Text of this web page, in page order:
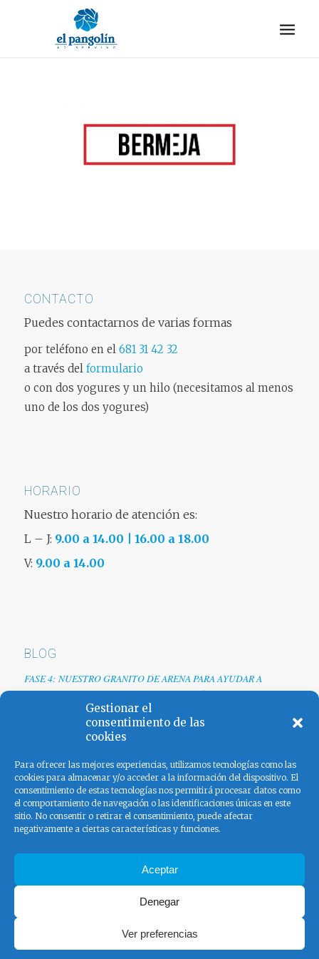
Gestionar el
consentimiento de las
cookies
Para ofrecer las mejores experiencias, utilizamos tecnologías como las
cookies para almacenar y/o acceder a la información del dispositivo. El
consentimiento de estas tecnologías nos permitirá procesar datos como
el comportamiento de navegación o las identificaciones únicas en este
sitio. No consentir o retirar el consentimiento, puede afectar
negativamente a ciertas características y funciones.
Aceptar
Denegar
Ver preferencias
CONTACTO
Puedes contactarnos de varias formas
por teléfono en el 681 31 42 32
a través del formulario
o con dos yogures y un hilo (necesitamos al menos
uno de los dos yogures)
HORARIO
Nuestro horario de atención es:
L – J: 9.00 a 14.00 | 16.00 a 18.00
V: 9.00 a 14.00
BLOG
FASE 4: NUESTRO GRANITO DE ARENA PARA AYUDAR A
EMPRESAS TRAS LA CRISIS DEL COVID-19
Renovamos web
FACEBOOK
© Copyright - El Pangolín - Ad Serving 2020 |
de Privacidad